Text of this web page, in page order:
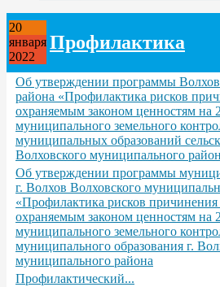
20
января
2022
Профилактика
Об утверждении программы
района «Профилактика рисков
охраняемым законом ценностям на
муниципального земельного
муниципальных образований
Волховского муниципального
Об утверждении программы
г. Волхов Волховского
«Профилактика рисков
охраняемым законом ценностям на
муниципального земельного
муниципального образования г.
муниципального района
Профилактический...